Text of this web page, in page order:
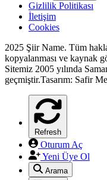
Gizlilik Politikası
İletişim
Cookies
2025 Şiir Name. Tüm
kopyalanması ve kaynak
Sitemiz 2005 yılında
geçmiştir.Tasarım: Safir
Refresh
Oturum Aç
Yeni Üye Ol
Arama